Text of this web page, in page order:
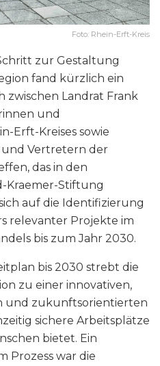
Foto: Rhein-Erft-Kreis
zur Gestaltung
fand kürzlich ein
zwischen Landrat Frank
und
Erft-Kreises sowie
Vertretern der
das in den
Kraemer-Stiftung
auf die Identifizierung
relevanter Projekte im
bis zum Jahr 2030.
bis 2030 strebt die
zu einer innovativen,
und zukunftsorientierten
sichere Arbeitsplätze
bietet. Ein
Prozess war die